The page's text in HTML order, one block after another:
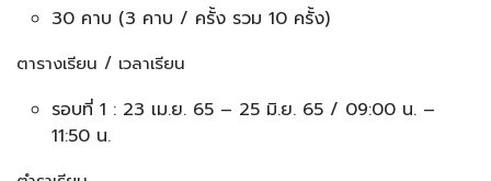
30 คาบ (3 คาบ / ครั้ง รวม 10 ครั้ง)
ตารางเรียน / เวลาเรียน
รอบที่ 1 : 23 เม.ย. 65 – 25 มิ.ย. 65 / 09:00 น. –
11:50 น.